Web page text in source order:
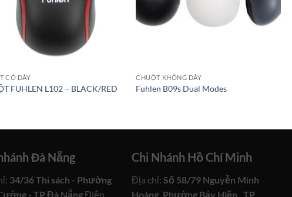
CÓ DÂY
FUHLEN L102 – BLACK/RED
CHUỘT KHÔNG DÂY
Fuhlen B09s Dual Modes
Đà Nẵng
34/36 Thi sách - Phường
- TP Đà NẵngĐiện
Chi Nhánh Hồ Chí Minh
Địa chỉ: Số 58/79 Nguyễn Minh
Hoàng, Phường Bảy Hiền , TP